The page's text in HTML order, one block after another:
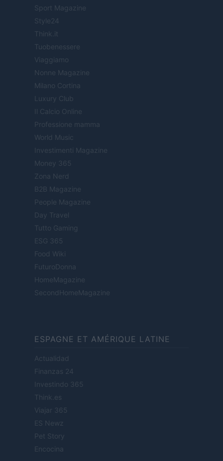
Sport Magazine
Style24
Think.it
Tuobenessere
Viaggiamo
Nonne Magazine
Milano Cortina
Luxury Club
Il Calcio Online
Professione mamma
World Music
Investimenti Magazine
Money 365
Zona Nerd
B2B Magazine
People Magazine
Day Travel
Tutto Gaming
ESG 365
Food Wiki
FuturoDonna
HomeMagazine
SecondHomeMagazine
ESPAGNE ET AMÉRIQUE LATINE
Actualidad
Finanzas 24
Investindo 365
Think.es
Viajar 365
ES Newz
Pet Story
Encocina